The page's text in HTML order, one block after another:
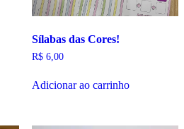
Sílabas das Cores!
R$6,00
Adicionar ao carrinho